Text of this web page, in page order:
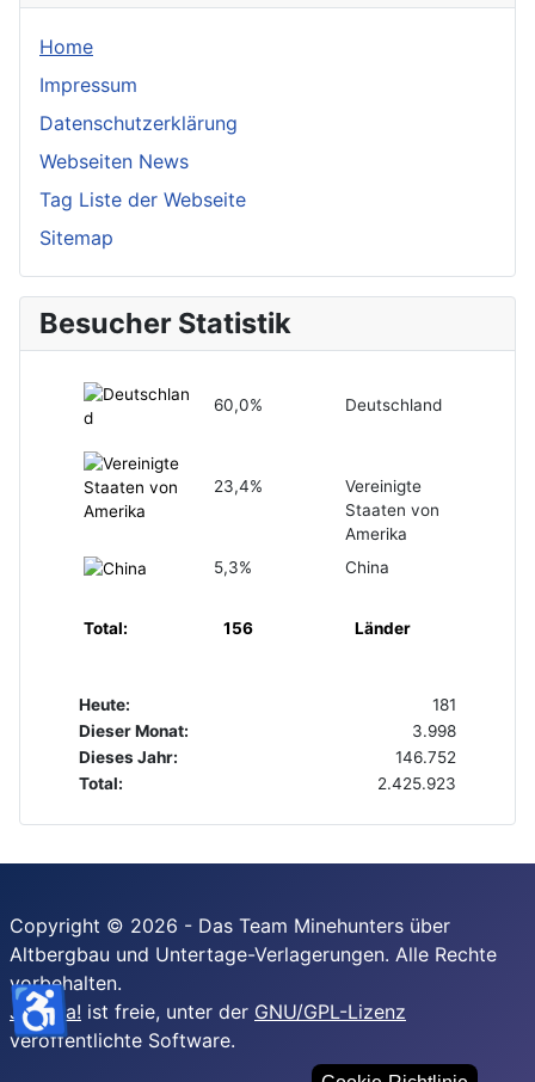
Home
Impressum
Datenschutzerklärung
Webseiten News
Tag Liste der Webseite
Sitemap
Besucher Statistik
60,0% Deutschland
23,4%
Vereinigte
Staaten von
Amerika
5,3%
China
Total: 156 Länder
Heute:
181
Dieser Monat:
3.998
Dieses Jahr:
146.752
Total:
2.425.923
Copyright © 2026 - Das Team Minehunters über
Altbergbau und Untertage-Verlagerungen. Alle Rechte
vorbehalten.
Joomla! ist freie, unter der GNU/GPL-Lizenz
veröffentlichte Software.